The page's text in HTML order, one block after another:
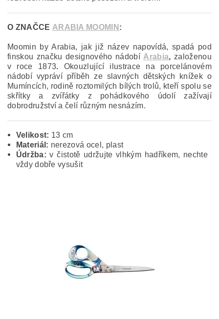
O ZNAČCE ARABIA MOOMIN :
Moomin by Arabia, jak již název napovídá, spadá pod
finskou značku designového nádobí Arabia, založenou
v roce 1873. Okouzlující ilustrace na porcelánovém
nádobí vypráví příběh ze slavných dětských knížek o
Mumíncích, rodině roztomilých bílých trolů, kteří spolu se
skřítky a zvířátky z pohádkového údolí zažívají
dobrodružství a čelí různým nesnázím.
Velikost: 13 cm
Materiál: nerezová ocel, plast
Údržba: v čistotě udržujte vlhkým hadříkem, nechte
vždy dobře vysušit